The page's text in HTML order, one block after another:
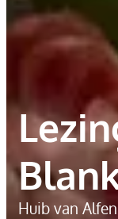
Huib van Alfen